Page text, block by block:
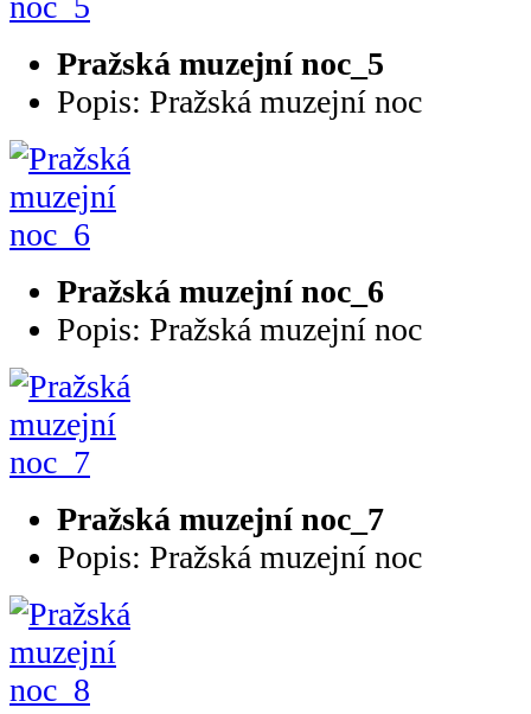
Pražská muzejní noc_5
Popis: Pražská muzejní noc
Pražská muzejní noc_6
Popis: Pražská muzejní noc
Pražská muzejní noc_7
Popis: Pražská muzejní noc